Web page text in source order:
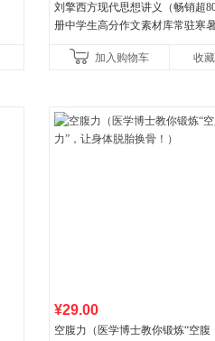
刘擎西方现代思想讲义（畅销超
册中学生高分作文素材库常驻寒
讲透西方思想史，哲学知
加入购物车 收藏
¥29.00
空腹力（医学博士教你锻炼“空腹